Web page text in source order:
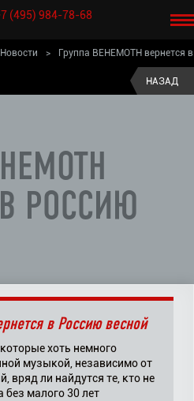
(495) 984-78-68
Новости > Группа BEHEMOTH вернется в
НАЗАД
РОССИЮ
в Россию весной
хоть немного
музыкой, независимо от
вряд ли найдутся те, кто не
малого 30 лет